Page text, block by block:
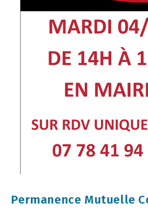
Permanence Mutuelle